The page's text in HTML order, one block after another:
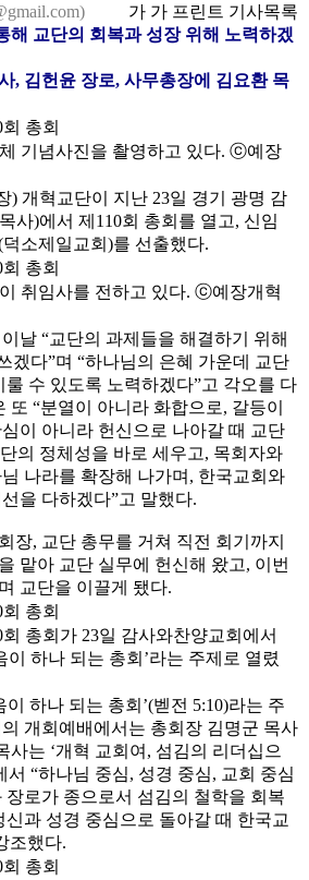
가 가 프린트 기사목록
해 교단의 회복과 성장 위해 노력하겠
, 김헌윤 장로, 사무총장에 김요환 목
기념사진을 촬영하고 있다. ⓒ예장
) 개혁교단이 지난 23일 경기 광명 감
사)에서 제110회 총회를 열고, 신임
소제일교회)를 선출했다.
취임사를 전하고 있다. ⓒ예장개혁
날 “교단의 과제들을 해결하기 위해
겠다”며 “하나님의 은혜 가운데 교단
수 있도록 노력하겠다”고 각오를 다
또 “분열이 아니라 화합으로, 갈등이
이 아니라 헌신으로 나아갈 때 교단
의 정체성을 바로 세우고, 목회자와
나라를 확장해 나가며, 한국교회와
을 다하겠다”고 말했다.
장, 교단 총무를 거쳐 직전 회기까지
맡아 교단 실무에 헌신해 왔고, 이번
교단을 이끌게 됐다.
총회가 23일 감사와찬양교회에서
이 하나 되는 총회’라는 주제로 열렸
이 하나 되는 총회’(벧전 5:10)라는 주
개회예배에서는 총회장 김명군 목사
사는 ‘개혁 교회여, 섬김의 리더십으
서 “하나님 중심, 성경 중심, 교회 중심
장로가 종으로서 섬김의 철학을 회복
과 성경 중심으로 돌아갈 때 한국교
조했다.